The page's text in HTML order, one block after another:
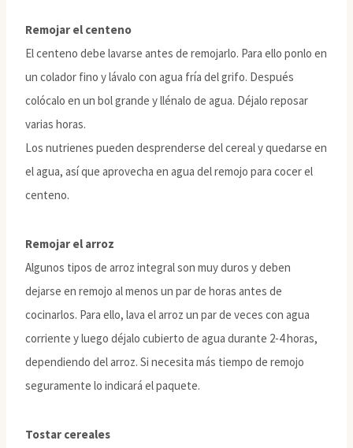
Remojar el centeno
El centeno debe lavarse antes de remojarlo. Para ello ponlo en
un colador fino y lávalo con agua fría del grifo. Después
colócalo en un bol grande y llénalo de agua. Déjalo reposar
varias horas.
Los nutrienes pueden desprenderse del cereal y quedarse en
el agua, así que aprovecha en agua del remojo para cocer el
centeno.
Remojar el arroz
Algunos tipos de arroz integral son muy duros y deben
dejarse en remojo al menos un par de horas antes de
cocinarlos. Para ello, lava el arroz un par de veces con agua
corriente y luego déjalo cubierto de agua durante 2-4 horas,
dependiendo del arroz. Si necesita más tiempo de remojo
seguramente lo indicará el paquete.
Tostar cereales